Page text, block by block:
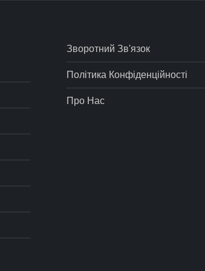
Зворотний Зв'язок
Політика Конфіденційності
Про Нас